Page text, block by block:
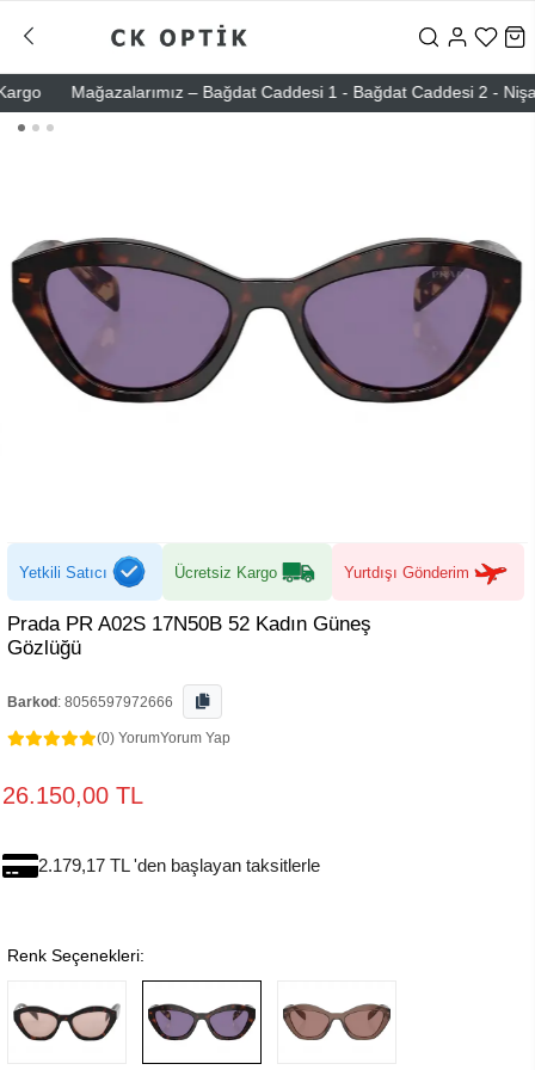
Mağazalarımız – Bağdat Caddesi 1 - Bağdat Caddesi 2 -
Yetkili Satıcı Ücretsiz Kargo Yurtdışı Gönderim
Prada PR A02S 17N50B 52 Kadın Güneş
Gözlüğü
Barkod : 8056597972666
(0) YorumYorum Yap
26.150,00 TL
2.179,17 TL 'den başlayan taksitlerle
Renk Seçenekleri: